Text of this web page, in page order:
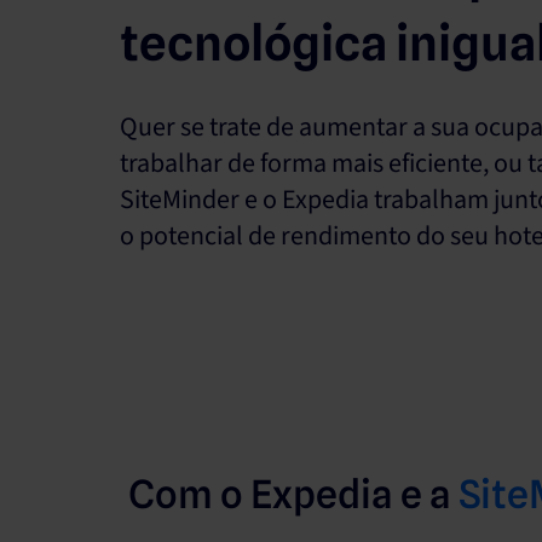
tecnológica
Quer se trate de aumentar a sua
trabalhar de forma mais eficiente, ou
SiteMinder e o Expedia trabalham
o potencial de rendimento do seu
Com o Expedia e a